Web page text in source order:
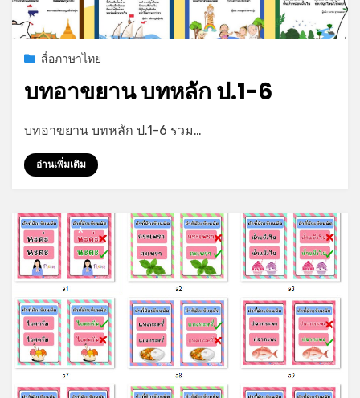
Postedกรกฎาคม 29, 2023
สื่อภาษาไทย
บทอาขยาน บทหลัก ป.1-6
บทอาขยาน บทหลัก ป.1-6 รวม…
อ่านเพิ่มเติม
*